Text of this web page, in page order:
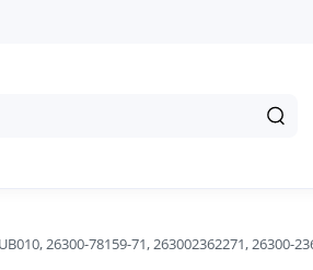
26300-78159-71, 263002362271, 26300-